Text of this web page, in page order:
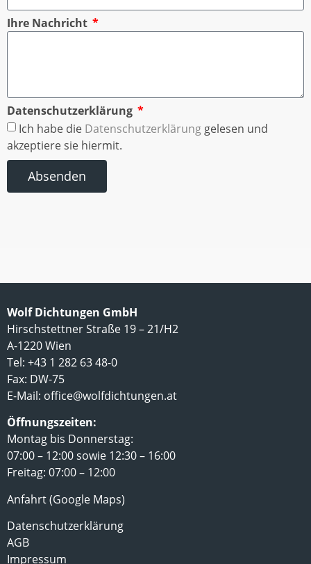
Ihre Nachricht
Datenschutzerklärung
Ich habe die Datenschutzerklärung gelesen und
akzeptiere sie hiermit.
Absenden
Wolf Dichtungen GmbH
Hirschstettner Straße 19 – 21/H2
A-1220 Wien
Tel: +43 1 282 63 48-0
Fax: DW-75
E-Mail: office@wolfdichtungen.at
Öffnungszeiten:
Montag bis Donnerstag:
07:00 – 12:00 sowie 12:30 – 16:00
Freitag: 07:00 – 12:00
Anfahrt (Google Maps)
Datenschutzerklärung
AGB
Impressum